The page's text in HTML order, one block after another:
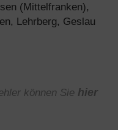
(Mittelfranken),
Lehrberg, Geslau
können Sie hier